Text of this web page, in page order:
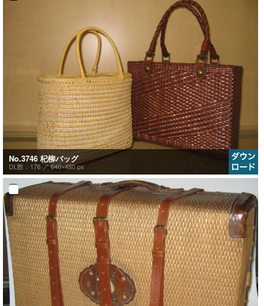
No.3746 杞柳バッグ
DL数：176 ／640×480 px